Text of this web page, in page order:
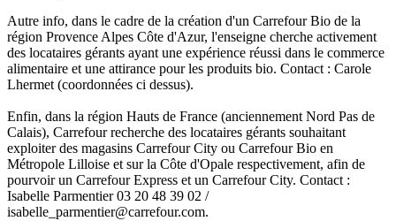
Autre info, dans le cadre de la création d'un Carrefour Bio de la
région Provence Alpes Côte d'Azur, l'enseigne cherche activement
des locataires gérants ayant une expérience réussi dans le commerce
alimentaire et une attirance pour les produits bio. Contact : Carole
Lhermet (coordonnées ci dessus).
Enfin, dans la région Hauts de France (anciennement Nord Pas de
Calais), Carrefour recherche des locataires gérants souhaitant
exploiter des magasins Carrefour City ou Carrefour Bio en
Métropole Lilloise et sur la Côte d'Opale respectivement, afin de
pourvoir un Carrefour Express et un Carrefour City. Contact :
Isabelle Parmentier 03 20 48 39 02 /
isabelle_parmentier@carrefour.com.